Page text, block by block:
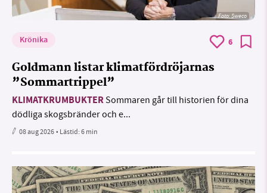
Foto: Sweco
Krönika 6
Goldmann listar klimatfördröjarnas
”Sommartrippel”
KLIMATKRUMBUKTERSommaren går till historien för dina
dödliga skogsbränder och e...
08 aug 2026• Lästid:6 min